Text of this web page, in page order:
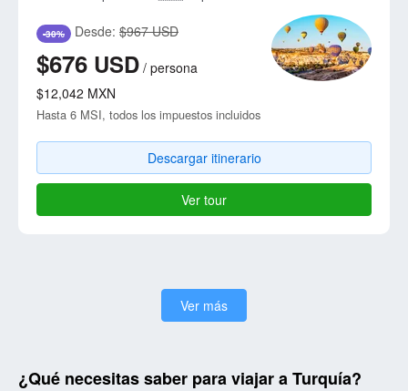
-30% Desde: $967 USD
$676 USD / persona
$12,042 MXN
Hasta 6 MSI, todos los impuestos incluidos
Descargar itinerario
Ver tour
Ver más
¿Qué necesitas saber para viajar a Turquía?